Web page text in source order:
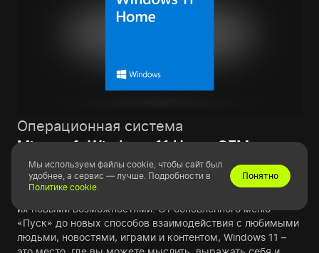
Операционная система
Microsoft Windows 11 Home OEM
Windows 11 – это спокойное и творческое пространство,
где вы можете продолжить свои увлечения и дополнить
их новыми возможностями. От обновленного меню
«Пуск» до новых способов взаимодействия с любимыми
людьми, новостями, играми и контентом, Windows 11 –
Мы используем файлы cookie, чтобы сайт был
удобнее, а сервис — лучше. Подробности в
Политике cookie.
Понятно